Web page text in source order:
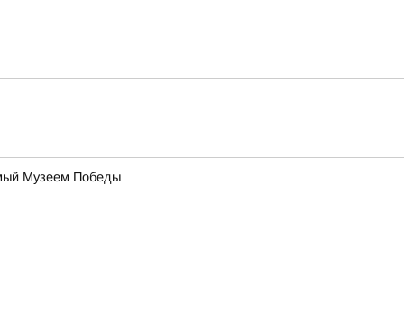
Музеем Победы